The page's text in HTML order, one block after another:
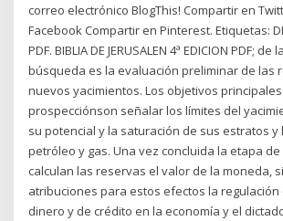
correo electrónico BlogThis! Compartir en
Facebook Compartir en Pinterest. Etiquetas:
PDF. BIBLIA DE JERUSALEN 4ª EDICION PDF;
búsqueda es la evaluación preliminar de las
nuevos yacimientos. Los objetivos
prospecciónson señalar los límites del
su potencial y la saturación de sus estratos
petróleo y gas. Una vez concluida la etapa
calculan las reservas el valor de la moneda,
atribuciones para estos efectos la regulación
dinero y de crédito en la economía y el